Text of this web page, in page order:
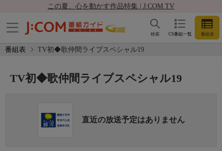
この夏、心を動かす作品特集 | J:COM TV
CS番組一覧 番組表
検索
番組表 TV初◆歌仲間ライブスペシャル19
TV初◆歌仲間ライブスペシャル19
直近の放送予定はありません